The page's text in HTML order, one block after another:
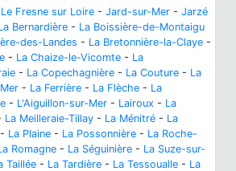
Fresne sur Loire - Jard-sur-Mer - Jarzé
Bernardière - La Boissière-de-Montaigu
des-Landes - La Bretonnière-la-Claye -
- La Chaize-le-Vicomte - La
- La Copechagnière - La Couture - La
- La Ferrière - La Flèche - La
- L'Aiguillon-sur-Mer - Lairoux - La
La Meilleraie-Tillay - La Ménitré - La
- La Plaine - La Possonnière - La Roche-
Romagne - La Séguinière - La Suze-sur-
Taillée - La Tardière - La Tessoualle - La